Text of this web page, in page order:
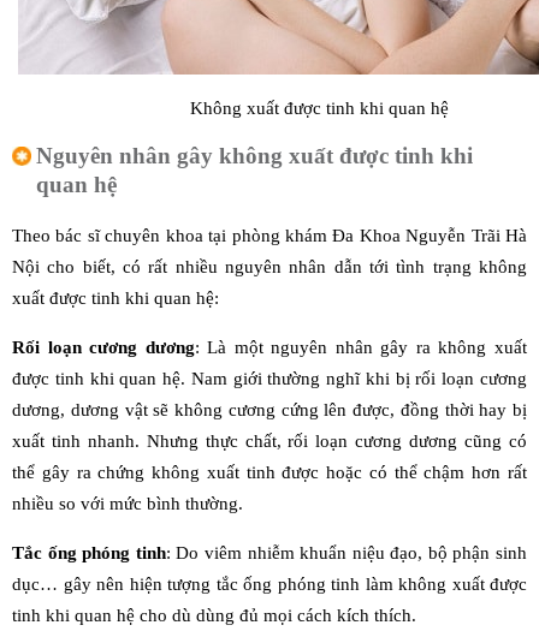
Không xuất được tinh khi quan hệ
Nguyên nhân gây không xuất được tinh khi
quan hệ
Theo bác sĩ chuyên khoa tại phòng khám Đa Khoa Nguyễn Trãi Hà
Nội cho biết, có rất nhiều nguyên nhân dẫn tới tình trạng không
xuất được tinh khi quan hệ:
Rối loạn cương dương: Là một nguyên nhân gây ra không xuất
được tinh khi quan hệ. Nam giới thường nghĩ khi bị rối loạn cương
dương, dương vật sẽ không cương cứng lên được, đồng thời hay bị
xuất tinh nhanh. Nhưng thực chất, rối loạn cương dương cũng có
thể gây ra chứng không xuất tinh được hoặc có thể chậm hơn rất
nhiều so với mức bình thường.
Tắc ống phóng tinh: Do viêm nhiễm khuẩn niệu đạo, bộ phận sinh
dục… gây nên hiện tượng tắc ống phóng tinh làm không xuất được
tinh khi quan hệ cho dù dùng đủ mọi cách kích thích.